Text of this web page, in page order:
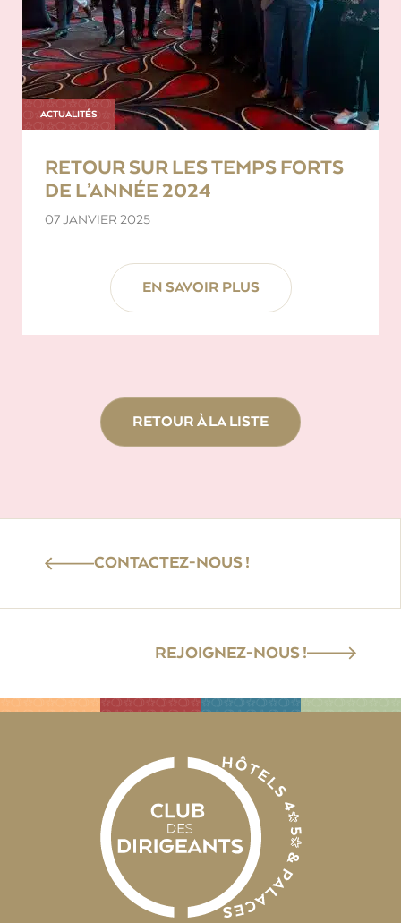
ACTUALITÉS
RETOUR SUR LES TEMPS FORTS
DE L’ANNÉE 2024
07 JANVIER 2025
EN SAVOIR PLUS
RETOUR À LA LISTE
CONTACTEZ-NOUS !
REJOIGNEZ-NOUS !